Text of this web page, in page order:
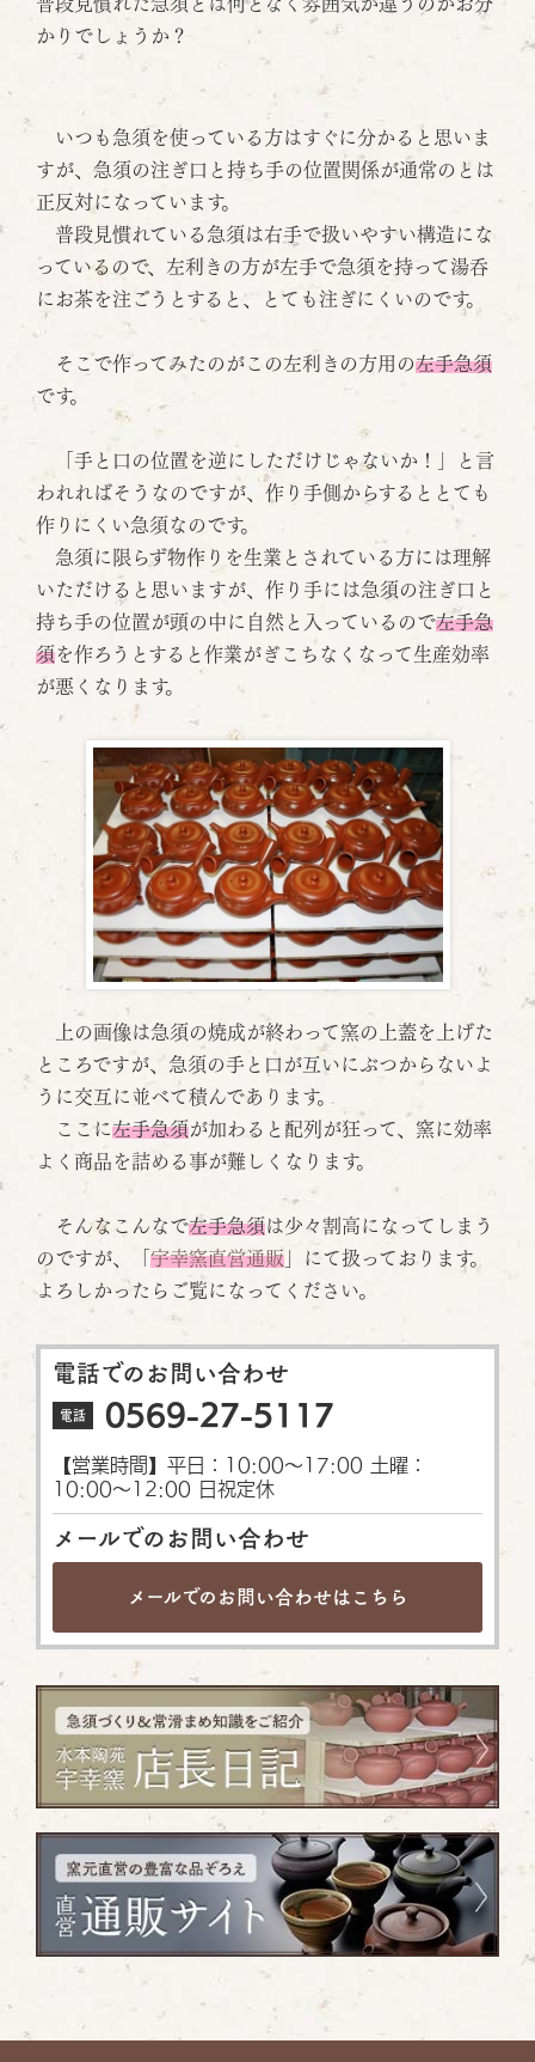
かりでしょうか？
いつも急須を使っている方はすぐに分かると思いま
すが、急須の注ぎ口と持ち手の位置関係が通常のとは
正反対になっています。
普段見慣れている急須は右手で扱いやすい構造にな
っているので、左利きの方が左手で急須を持って湯呑
にお茶を注ごうとすると、とても注ぎにくいのです。
そこで作ってみたのがこの左利きの方用の左手急須
です。
「手と口の位置を逆にしただけじゃないか！」と言
われればそうなのですが、作り手側からするととても
作りにくい急須なのです。
急須に限らず物作りを生業とされている方には理解
いただけると思いますが、作り手には急須の注ぎ口と
持ち手の位置が頭の中に自然と入っているので左手急
須を作ろうとすると作業がぎこちなくなって生産効率
が悪くなります。
上の画像は急須の焼成が終わって窯の上蓋を上げた
ところですが、急須の手と口が互いにぶつからないよ
うに交互に並べて積んであります。
ここに左手急須が加わると配列が狂って、窯に効率
よく商品を詰める事が難しくなります。
そんなこんなで左手急須は少々割高になってしまう
のですが、「 宇幸窯直営通販 」にて扱っております。
よろしかったらご覧になってください。
電話でのお問い合わせ
電話 0569-27-5117
【営業時間】平日：10:00〜17:00 土曜：
10:00〜12:00 日祝定休
メールでのお問い合わせ
メールでのお問い合わせは こちら